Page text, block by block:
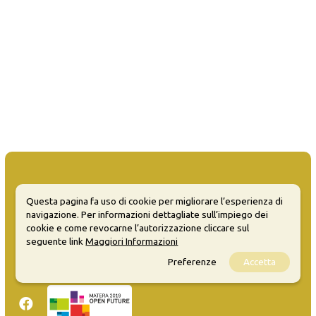
MATERA WELCOME EVENTS
Opendata
Questa pagina fa uso di cookie per migliorare l’esperienza di
navigazione. Per informazioni dettagliate sull’impiego dei
cookie e come revocarne l’autorizzazione cliccare sul
seguente linkMaggiori Informazioni
Preferenze
Accetta